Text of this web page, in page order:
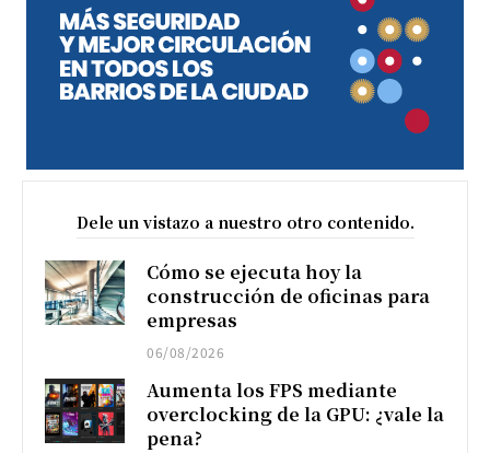
Dele un vistazo a nuestro otro contenido.
Cómo se ejecuta hoy la
construcción de oficinas para
empresas
06/08/2026
Aumenta los FPS mediante
overclocking de la GPU: ¿vale la
pena?